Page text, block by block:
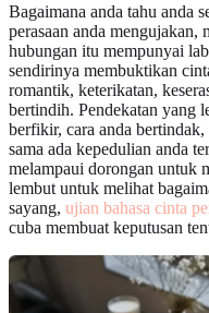
Bagaimana anda tahu anda
perasaan anda mengujakan,
hubungan itu mempunyai
sendirinya membuktikan
romantik, keterikatan,
bertindih. Pendekatan yang
berfikir, cara anda bertindak,
sama ada kepedulian anda
melampaui dorongan untuk
lembut untuk melihat
sayang, ujian bahasa cinta
cuba membuat keputusan